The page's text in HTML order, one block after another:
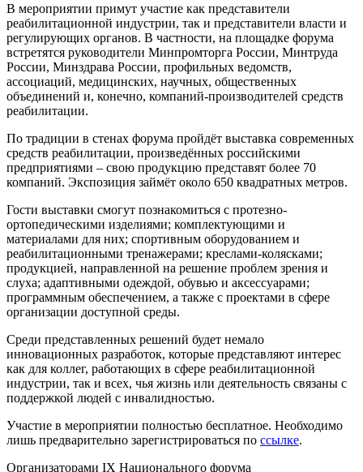
В мероприятии примут участие как представители
реабилитационной индустрии, так и представители власти и
регулирующих органов. В частности, на площадке форума
встретятся руководители Минпромторга России, Минтруда
России, Минздрава России, профильных ведомств,
ассоциаций, медицинских, научных, общественных
объединений и, конечно, компаний-производителей средств
реабилитации.
По традиции в стенах форума пройдёт выставка современных
средств реабилитации, произведённых российскими
предприятиями – свою продукцию представят более 70
компаний. Экспозиция займёт около 650 квадратных метров.
Гости выставки смогут познакомиться с протезно-
ортопедическими изделиями; комплектующими и
материалами для них; спортивным оборудованием и
реабилитационными тренажерами; креслами-колясками;
продукцией, направленной на решение проблем зрения и
слуха; адаптивными одеждой, обувью и аксессуарами;
программным обеспечением, а также с проектами в сфере
организации доступной среды.
Среди представленных решений будет немало
инновационных разработок, которые представляют интерес
как для коллег, работающих в сфере реабилитационной
индустрии, так и всех, чья жизнь или деятельность связаны с
поддержкой людей с инвалидностью.
Участие в мероприятии полностью бесплатное. Необходимо
лишь предварительно зарегистрироваться по ссылке.
Организаторами IX Национального форума